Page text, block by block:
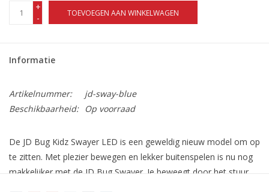
+
-
TOEVOEGEN AAN WINKELWAGEN
Informatie
Artikelnummer:
jd-sway-blue
Beschikbaarheid:
Op voorraad
De JD Bug Kidz Swayer LED is een geweldig nieuw model om op
te zitten. Met plezier bewegen en lekker buitenspelen is nu nog
makkelijker met de JD Bug Swayer. Je beweegt door het stuur